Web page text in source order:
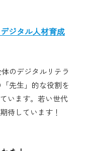
ジタル人材育成
のデジタルリテラ
先生」的な役割を
います。若い世代
待しています！